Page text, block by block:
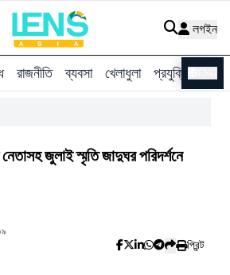
লগইন
রাজনীতি ব্যবসা খেলাধুলা প্রযুক্তি
জুলাই স্মৃতি জাদুঘর পরিদর্শনে
প্রিন্ট